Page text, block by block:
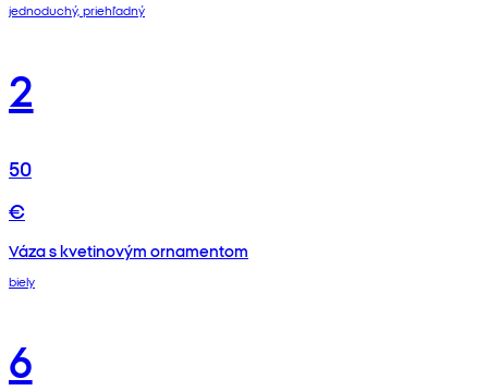
jednoduchý, priehľadný
2
50
€
Váza s kvetinovým ornamentom
biely
6